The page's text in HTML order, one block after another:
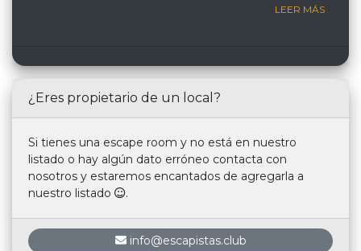
LEER MÁS
¿Eres propietario de un local?
Si tienes una escape room y no está en nuestro
listado o hay algún dato erróneo contacta con
nosotros y estaremos encantados de agregarla a
nuestro listado
.
info@escapistas.club